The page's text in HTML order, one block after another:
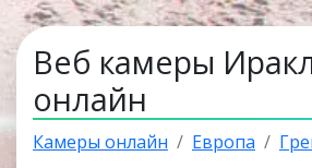
Веб камеры
онлайн
Камеры онлайн Европа